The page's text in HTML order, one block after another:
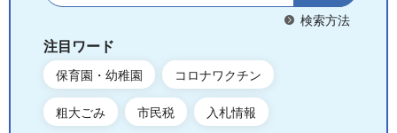
検索方法
注目ワード
保育園・幼稚園 コロナワクチン
粗大ごみ 市民税 入札情報